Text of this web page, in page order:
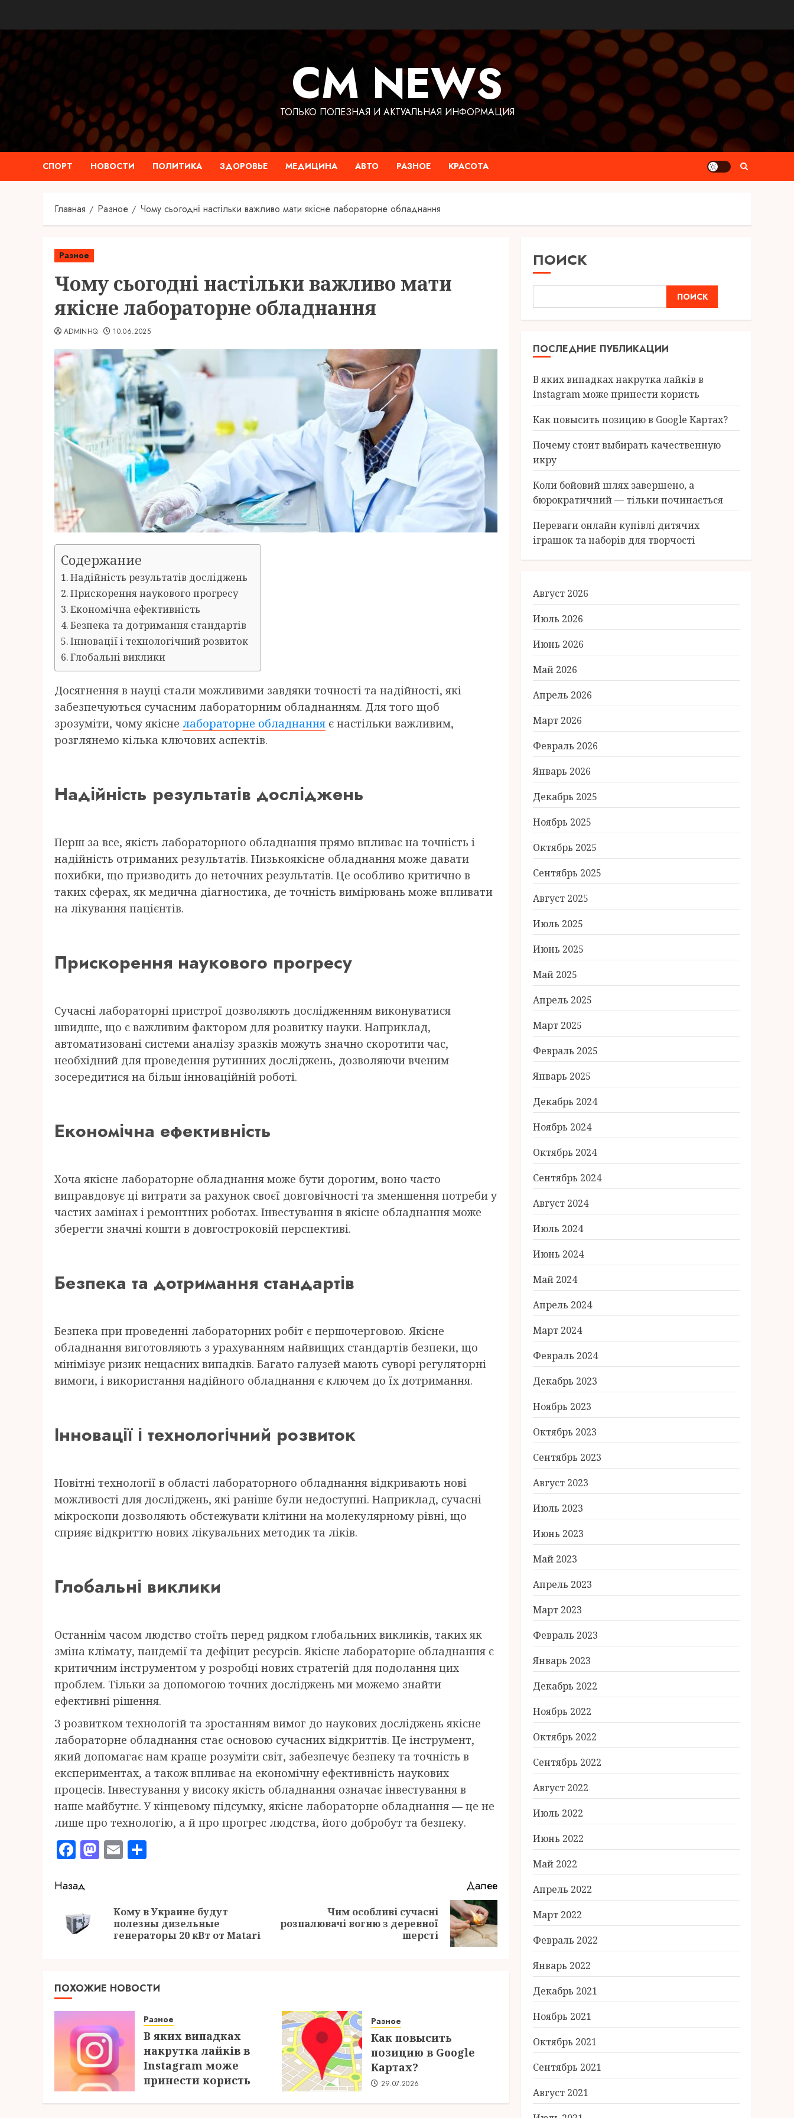
содержимому
CM NEWS
ТОЛЬКО ПОЛЕЗНАЯ И АКТУАЛЬНАЯ ИНФОРМАЦИЯ
СПОРТ НОВОСТИ ПОЛИТИКА ЗДОРОВЬЕ МЕДИЦИНА АВТО РАЗНОЕ КРАСОТА
Главная Разное Чому сьогодні настільки важливо мати якісне лабораторне обладнання
Разное
Чому сьогодні настільки важливо мати
якісне лабораторне обладнання
ADMINHQ 10.06.2025
Содержание
Надійність результатів досліджень
Прискорення наукового прогресу
Економічна ефективність
Безпека та дотримання стандартів
Інновації і технологічний розвиток
Глобальні виклики
Досягнення в науці стали можливими завдяки точності та надійності, які
забезпечуються сучасним лабораторним обладнанням. Для того щоб
зрозуміти, чому якісне лабораторне обладнання є настільки важливим,
розглянемо кілька ключових аспектів.
Надійність результатів досліджень
Перш за все, якість лабораторного обладнання прямо впливає на точність і
надійність отриманих результатів. Низькоякісне обладнання може давати
похибки, що призводить до неточних результатів. Це особливо критично в
таких сферах, як медична діагностика, де точність вимірювань може впливати
на лікування пацієнтів.
Прискорення наукового прогресу
Сучасні лабораторні пристрої дозволяють дослідженням виконуватися
швидше, що є важливим фактором для розвитку науки. Наприклад,
автоматизовані системи аналізу зразків можуть значно скоротити час,
необхідний для проведення рутинних досліджень, дозволяючи вченим
зосередитися на більш інноваційній роботі.
Економічна ефективність
Хоча якісне лабораторне обладнання може бути дорогим, воно часто
виправдовує ці витрати за рахунок своєї довговічності та зменшення потреби у
частих замінах і ремонтних роботах. Інвестування в якісне обладнання може
зберегти значні кошти в довгостроковій перспективі.
Безпека та дотримання стандартів
Безпека при проведенні лабораторних робіт є першочерговою. Якісне
обладнання виготовляють з урахуванням найвищих стандартів безпеки, що
мінімізує ризик нещасних випадків. Багато галузей мають суворі регуляторні
вимоги, і використання надійного обладнання є ключем до їх дотримання.
Інновації і технологічний розвиток
Новітні технології в області лабораторного обладнання відкривають нові
можливості для досліджень, які раніше були недоступні. Наприклад, сучасні
мікроскопи дозволяють обстежувати клітини на молекулярному рівні, що
сприяє відкриттю нових лікувальних методик та ліків.
Глобальні виклики
Останнім часом людство стоїть перед рядком глобальних викликів, таких як
зміна клімату, пандемії та дефіцит ресурсів. Якісне лабораторне обладнання є
критичним інструментом у розробці нових стратегій для подолання цих
проблем. Тільки за допомогою точних досліджень ми можемо знайти
ефективні рішення.
З розвитком технологій та зростанням вимог до наукових досліджень якісне
лабораторне обладнання стає основою сучасних відкриттів. Це інструмент,
який допомагає нам краще розуміти світ, забезпечує безпеку та точність в
експериментах, а також впливає на економічну ефективність наукових
процесів. Інвестування у високу якість обладнання означає інвестування в
наше майбутнє. У кінцевому підсумку, якісне лабораторне обладнання — це не
лише про технологію, а й про прогрес людства, його добробут та безпеку.
Facebook
Mastodon
Email
Продолжить
чтение
Назад
Предыдущая
Кому в Украине будут
полезны дизельные
генераторы 20 кВт от Matari
Далее
Следующая
Чим особливі сучасні
розпалювачі вогню з деревної
шерсті
ПОХОЖИЕ НОВОСТИ
Разное
В яких випадках
накрутка лайків в
Instagram може
принести користь
Разное
Как повысить
позицию в Google
Картах?
29.07.2026
ПОИСК
ПОИСК
ПОСЛЕДНИЕ ПУБЛИКАЦИИ
В яких випадках накрутка лайків в
Instagram може принести користь
Как повысить позицию в Google Картах?
Почему стоит выбирать качественную
икру
Коли бойовий шлях завершено, а
бюрократичний — тільки починається
Переваги онлайн купівлі дитячих
іграшок та наборів для творчості
Август 2026
Июль 2026
Июнь 2026
Май 2026
Апрель 2026
Март 2026
Февраль 2026
Январь 2026
Декабрь 2025
Ноябрь 2025
Октябрь 2025
Сентябрь 2025
Август 2025
Июль 2025
Июнь 2025
Май 2025
Апрель 2025
Март 2025
Февраль 2025
Январь 2025
Декабрь 2024
Ноябрь 2024
Октябрь 2024
Сентябрь 2024
Август 2024
Июль 2024
Июнь 2024
Май 2024
Апрель 2024
Март 2024
Февраль 2024
Декабрь 2023
Ноябрь 2023
Октябрь 2023
Сентябрь 2023
Август 2023
Июль 2023
Июнь 2023
Май 2023
Апрель 2023
Март 2023
Февраль 2023
Январь 2023
Декабрь 2022
Ноябрь 2022
Октябрь 2022
Сентябрь 2022
Август 2022
Июль 2022
Июнь 2022
Май 2022
Апрель 2022
Март 2022
Февраль 2022
Январь 2022
Декабрь 2021
Ноябрь 2021
Октябрь 2021
Сентябрь 2021
Август 2021